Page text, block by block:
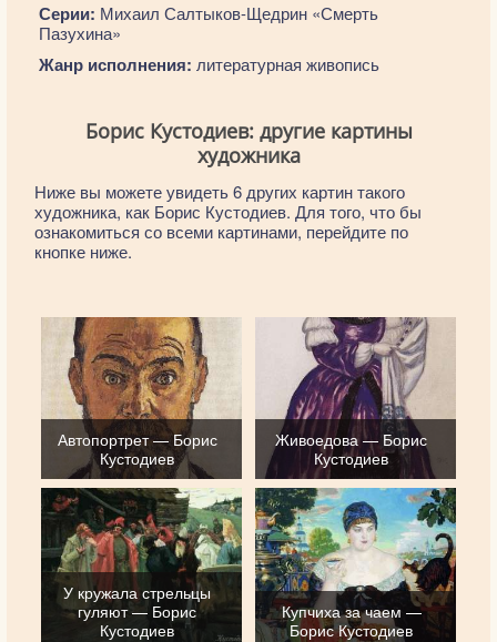
Серии: Михаил Салтыков-Щедрин «Смерть
Пазухина»
Жанр исполнения: литературная живопись
Борис Кустодиев: другие картины
художника
Ниже вы можете увидеть 6 других картин такого
художника, как Борис Кустодиев. Для того, что бы
ознакомиться со всеми картинами, перейдите по
кнопке ниже.
Автопортрет — Борис
Кустодиев
Живоедова — Борис
Кустодиев
У кружала стрельцы
гуляют — Борис
Кустодиев
Купчиха за чаем —
Борис Кустодиев